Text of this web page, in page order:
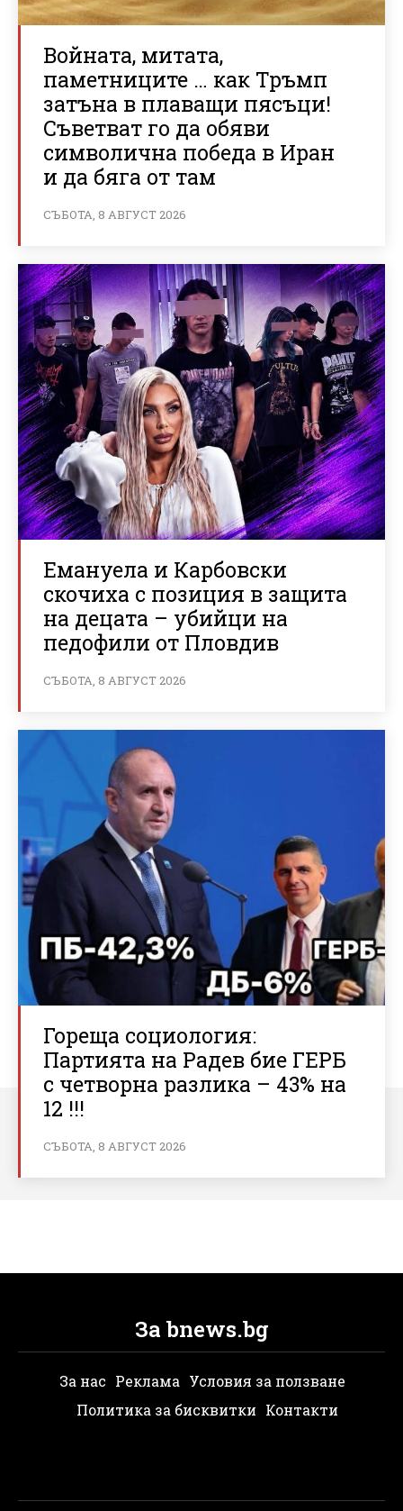
Войната, митата,
паметниците … как Тръмп
затъна в плаващи пясъци!
Съветват го да обяви
символична победа в Иран
и да бяга от там
СЪБОТА, 8 АВГУСТ 2026
Емануела и Карбовски
скочиха с позиция в защита
на децата – убийци на
педофили от Пловдив
СЪБОТА, 8 АВГУСТ 2026
Гореща социология:
Партията на Радев бие ГЕРБ
с четворна разлика – 43% на
12 !!!
СЪБОТА, 8 АВГУСТ 2026
За bnews.bg
За нас Реклама Условия за ползване
Политика за бисквитки Контакти